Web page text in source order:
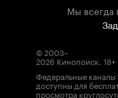
Мы всегда
© 2003–
2026 Кинопоиск. 18+
Федеральные каналы
доступны для
просмотра